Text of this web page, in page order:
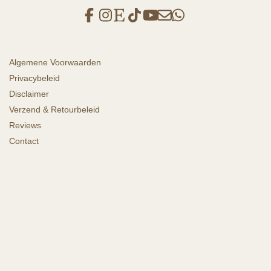
Algemene Voorwaarden
Privacybeleid
Disclaimer
Verzend & Retourbeleid
Reviews
Contact